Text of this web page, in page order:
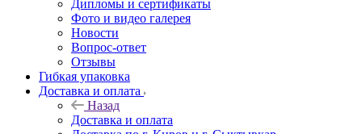
Дипломы и сертификаты
Фото и видео галерея
Новости
Вопрос-ответ
Отзывы
Гибкая упаковка
Доставка и оплата
Назад
Доставка и оплата